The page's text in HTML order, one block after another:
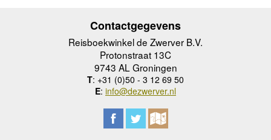
Contactgegevens
Reisboekwinkel de Zwerver B.V.
Protonstraat 13C
9743 AL Groningen
T: +31 (0)50 - 3 12 69 50
E: info@dezwerver.nl